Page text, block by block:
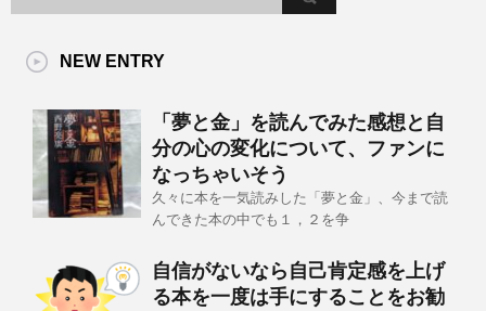
NEW ENTRY
「夢と金」を読んでみた感想と自
分の心の変化について、ファンに
なっちゃいそう
久々に本を一気読みした「夢と金」、今まで読
んできた本の中でも１，２を争
自信がないなら自己肯定感を上げ
る本を一度は手にすることをお勧